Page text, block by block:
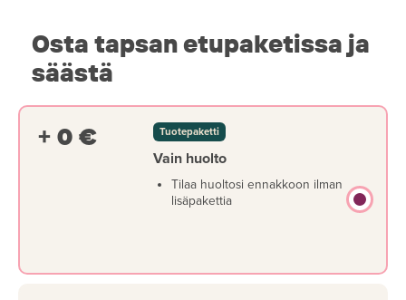
Osta tapsan etupaketissa ja
säästä
+ 0 € Tuotepaketti
Vain huolto
Tilaa huoltosi ennakkoon ilman
lisäpakettia